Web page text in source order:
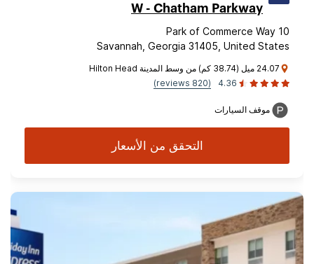
W - Chatham Parkway
10 Park of Commerce Way
Savannah, Georgia 31405, United States
24.07 ميل (38.74 كم) من وسط المدينة Hilton Head
4.36
(820 reviews)
موقف السيارات
التحقق من الأسعار